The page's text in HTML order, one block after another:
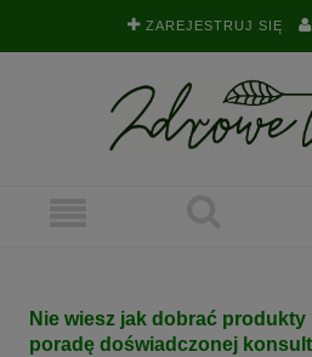
ZAREJESTRUJ SIĘ
Nie wiesz jak dobrać produkty
poradę doświadczonej